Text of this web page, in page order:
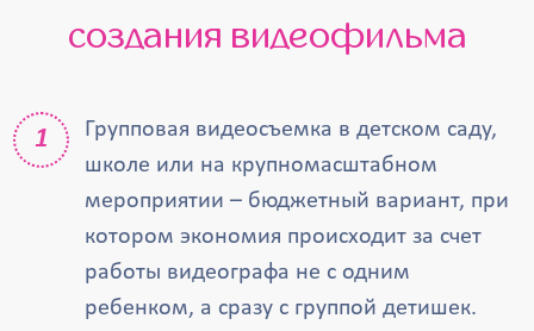
создания видеофильма
Групповая видеосъемка в детском саду,
школе или на крупномасштабном
мероприятии – бюджетный вариант, при
котором экономия происходит за счет
работы видеографа не с одним
ребенком, а сразу с группой детишек.